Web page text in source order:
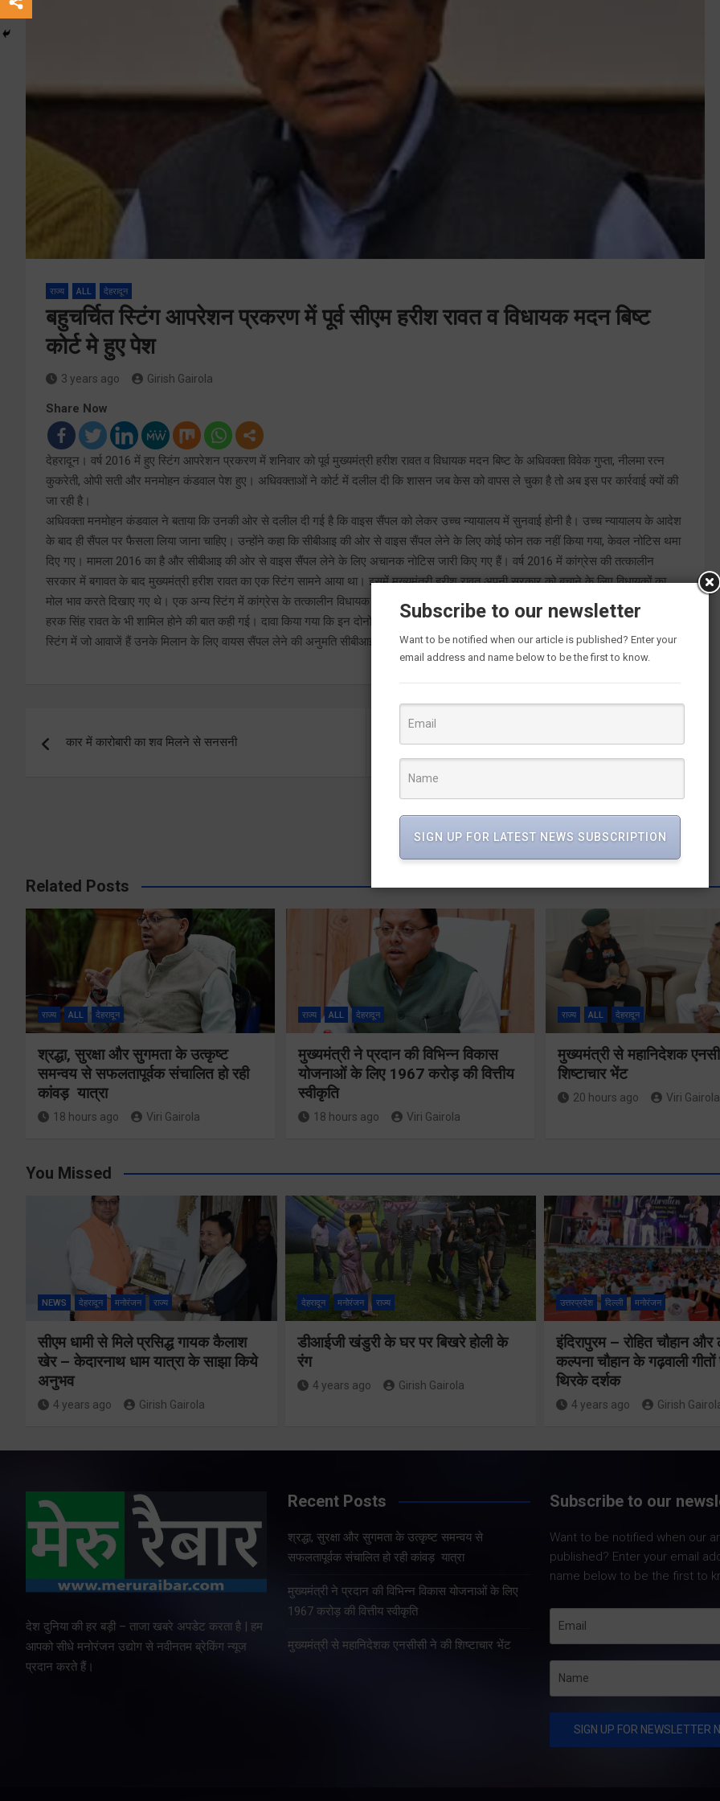
राज्य ALL देहरादून
बहुचर्चित स्टिंग आपरेशन प्रकरण में पूर्व सीएम हरीश रावत व विधायक मदन बिष्ट
कोर्ट मे हुए पेश
3 years ago Girish Gairola
Share Now
देहरादून। वर्ष 2016 में हुए स्टिंग आपरेशन प्रकरण में शनिवार को पूर्व मुख्यमंत्री हरीश रावत व विधायक मदन बिष्ट के अधिवक्ता विवेक गुप्ता, नीलमा रत्न
कुकरेती, ओपी सती और मनमोहन कंडवाल पेश हुए। अधिवक्ताओं ने कोर्ट में दलील दी कि शासन जब केस को वापस ले चुका है तो अब इस पर कार्रवाई क्यों की
जा रही है।
अधिवक्ता मनमोहन कंडवाल ने बताया कि उनकी ओर से दलील दी गई है कि वाइस सैंपल को लेकर उच्च न्यायालय में सुनवाई होनी है। उच्च न्यायालय के आदेश
के बाद ही सैंपल पर फैसला लिया जाना चाहिए। उन्होंने कहा कि सीबीआइ की ओर से वाइस सैंपल लेने के लिए कोई फोन तक नहीं किया गया, केवल नोटिस थमा
दिए गए। मामला 2016 का है और सीबीआइ की ओर से वाइस सैंपल लेने के लिए अचानक नोटिस जारी किए गए हैं। वर्ष 2016 में कांग्रेस की तत्कालीन
सरकार में बगावत के बाद मुख्यमंत्री हरीश रावत का एक स्टिंग सामने आया था। इसमें मुख्यमंत्री हरीश रावत अपनी सरकार को बचाने के लिए विधायकों का
मोल भाव करते दिखाए गए थे। एक अन्य स्टिंग में कांग्रेस के तत्कालीन विधायक मदन सिंह बिष्ट के होने का दावा किया गया।इस स्टिंग में पूर्व कैबिनेट मंत्री
हरक सिंह रावत के भी शामिल होने की बात कही गई। दावा किया गया कि इन दोनों के स्टिंगकर्ता उमेश कुमार हैं। प्रकरण की जांच सीबीआइ को सौंपी गई।
स्टिंग में जो आवाजें हैं उनके मिलान के लिए वायस सैंपल लेने की अनुमति सीबीआइ ने अदालत से मांगी थी।
navigation
कार में कारोबारी का शव मिलने से सनसनी अलग-अलग हादसों में पांच कांवडियों की मौत
Related Posts
राज्य ALL देहरादून
श्रद्धा, सुरक्षा और सुगमता के उत्कृष्ट
समन्वय से सफलतापूर्वक संचालित हो रही
कांवड़ यात्रा
18 hours ago Viri Gairola
राज्य ALL देहरादून
मुख्यमंत्री ने प्रदान की विभिन्न विकास
योजनाओं के लिए 1967 करोड़ की वित्तीय
स्वीकृति
18 hours ago Viri Gairola
राज्य ALL देहरादून
मुख्यमंत्री से महानिदेशक
शिष्टाचार भेंट
20 hours ago Viri Gairola
You Missed
NEWS देहरादून मनोरंजन राज्य
सीएम धामी से मिले प्रसिद्ध गायक कैलाश
खेर – केदारनाथ धाम यात्रा के साझा किये
अनुभव
4 years ago Girish Gairola
देहरादून मनोरंजन राज्य
डीआईजी खंडुरी के घर पर बिखरे होली के
रंग
4 years ago Girish Gairola
उत्तरप्रदेश दिल्ली मनोरंजन
इंदिरापुरम – रोहित चौहान और
कल्पना चौहान के गढ़वाली
थिरके दर्शक
4 years ago Girish
देश दुनिया की हर बड़ी – ताजा खबरे अपडेट करता है | हम
आपको सीधे मनोरंजन उद्योग से नवीनतम ब्रेकिंग न्यूज
प्रदान करते हैं।
Recent Posts
श्रद्धा, सुरक्षा और सुगमता के उत्कृष्ट समन्वय से
सफलतापूर्वक संचालित हो रही कांवड़ यात्रा
मुख्यमंत्री ने प्रदान की विभिन्न विकास योजनाओं के लिए
1967 करोड़ की वित्तीय स्वीकृति
मुख्यमंत्री से महानिदेशक एनसीसी ने की शिष्टाचार भेंट
Subscribe to our
Want to be notified when our
published? Enter your email
name below to be the first to
में रहें अधिकारीः
Share Nowदेहरादून। मुख्य
सचिव आनंद बर्द्धन ने गुरुवार को
राज्य आपातकालीन परिचालन
केंद्र पहुंचकर प्रदेश में लगातार
उत्पन्न स्थिति की विस्तृत समीक्षा
श्रद्धा,
सुगमता
उत्कृष्ट
से
कांवड़
Share Now
Share
मुख्यमंत्री पुष्कर
कुशल नेतृत्व एवं
सुचारु रूप से
Subscribe to our newsletter
Want to be notified when our article is published? Enter your
email address and name below to be the first to know.
SIGN UP FOR LATEST NEWS SUBSCRIPTION